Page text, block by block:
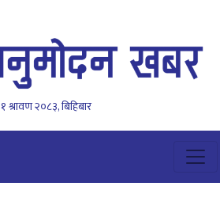
श्रावण २०८३, बिहिबार